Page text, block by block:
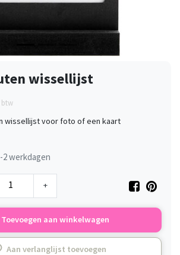
wissellijst
btw
wissellijst voor foto of een kaart
2 werkdagen
+
Toevoegen aan winkelwagen
Aan verlanglijst toevoegen